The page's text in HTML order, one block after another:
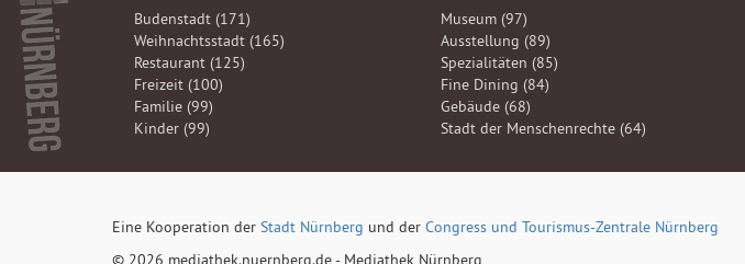
Budenstadt (171)
Weihnachtsstadt (165)
Restaurant (125)
Freizeit (100)
Familie (99)
Kinder (99)
Museum (97)
Ausstellung (89)
Spezialitäten (85)
Fine Dining (84)
Gebäude (68)
Stadt der Menschenrechte (64)
Eine Kooperation der Stadt Nürnberg und der Congress und Tourismus-Zentrale Nürnberg
© 2026 mediathek.nuernberg.de - Mediathek Nürnberg